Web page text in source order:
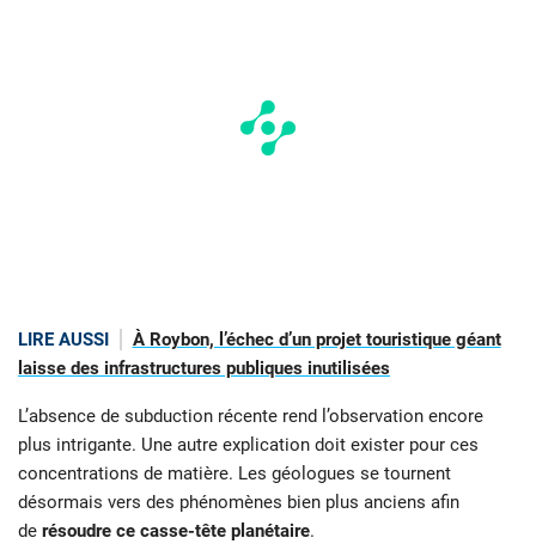
LIRE AUSSI
À Roybon, l’échec d’un projet touristique géant
laisse des infrastructures publiques inutilisées
L’absence de subduction récente rend l’observation encore
plus intrigante. Une autre explication doit exister pour ces
concentrations de matière. Les géologues se tournent
désormais vers des phénomènes bien plus anciens afin
de résoudre ce casse-tête planétaire.